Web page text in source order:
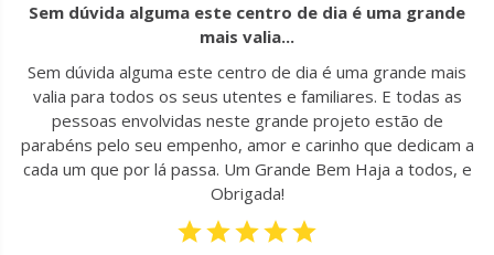
Sem dúvida alguma este centro de dia é uma grande
mais valia...
Sem dúvida alguma este centro de dia é uma grande mais
valia para todos os seus utentes e familiares. E todas as
pessoas envolvidas neste grande projeto estão de
parabéns pelo seu empenho, amor e carinho que dedicam a
cada um que por lá passa. Um Grande Bem Haja a todos, e
Obrigada!